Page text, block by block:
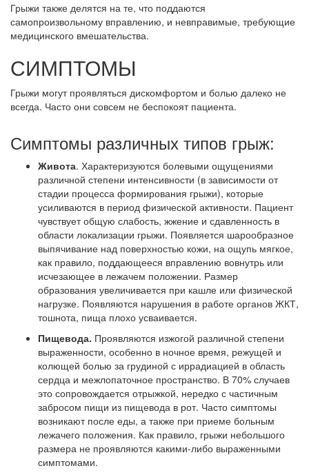
Грыжи также делятся на те, что поддаются
самопроизвольному вправлению, и невправимые, требующие
медицинского вмешательства.
СИМПТОМЫ
Грыжи могут проявляться дискомфортом и болью далеко не
всегда. Часто они совсем не беспокоят пациента.
Симптомы различных типов грыж:
Живота. Характеризуются болевыми ощущениями
различной степени интенсивности (в зависимости от
стадии процесса формирования грыжи), которые
усиливаются в период физической активности. Пациент
чувствует общую слабость, жжение и сдавленность в
области локализации грыжи. Появляется шарообразное
выпячивание над поверхностью кожи, на ощупь мягкое,
как правило, поддающееся вправлению вовнутрь или
исчезающее в лежачем положении. Размер
образования увеличивается при кашле или физической
нагрузке. Появляются нарушения в работе органов ЖКТ,
тошнота, пища плохо усваивается.
Пищевода. Проявляются изжогой различной степени
выраженности, особенно в ночное время, режущей и
колющей болью за грудиной с иррадиацией в область
сердца и межлопаточное пространство. В 70% случаев
это сопровождается отрыжкой, нередко с частичным
забросом пищи из пищевода в рот. Часто симптомы
возникают после еды, а также при приеме больным
лежачего положения. Как правило, грыжи небольшого
размера не проявляются какими-либо выраженными
симптомами.